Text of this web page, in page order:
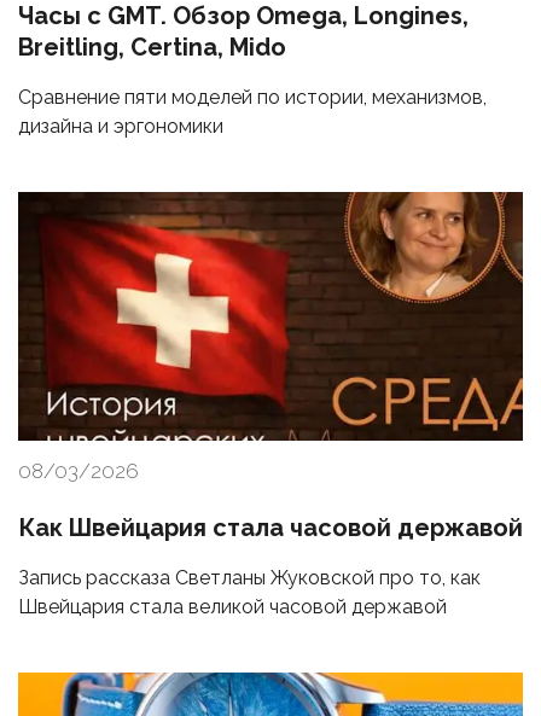
Часы с GMT. Обзор Omega, Longines,
Breitling, Certina, Mido
Сравнение пяти моделей по истории, механизмов,
дизайна и эргономики
08/03/2026
Как Швейцария стала часовой державой
Запись рассказа Светланы Жуковской про то, как
Швейцария стала великой часовой державой